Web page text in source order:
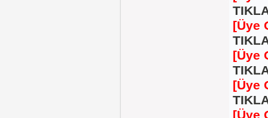
[Üye
[Üye
[Üye
[Üye